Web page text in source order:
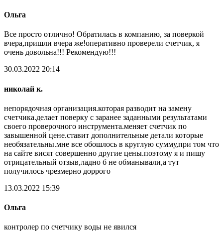
Ольга
Все просто отлично! Обратилась в компанию, за поверкой
вчера,пришли вчера же!оперативно проверели счетчик, я
очень довольна!!! Рекомендую!!!
30.03.2022 20:14
николай к.
непорядочная организация.которая разводит на замену
счетчика.делает поверку с заранее заданными результатами
своего проверочного инструмента.меняет счетчик по
завышенной цене.ставит дополнительные детали которые
необязательны.мне все обошлось в круглую сумму,при том что
на сайте висят совершенно другие цены.поэтому я и пишу
отрицательный отзыв,ладно б не обманывали,а тут
получилось чрезмерно доррого
13.03.2022 15:39
Ольга
контролер по счетчику воды не явился